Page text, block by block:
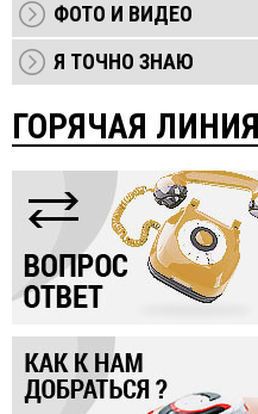
ФОТО И ВИДЕО
Я ТОЧНО ЗНАЮ
ГОРЯЧАЯ ЛИНИЯ